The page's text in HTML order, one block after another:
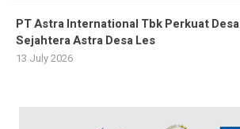
PT Astra International Tbk Perkuat Desa
Sejahtera Astra Desa Les
13 July 2026